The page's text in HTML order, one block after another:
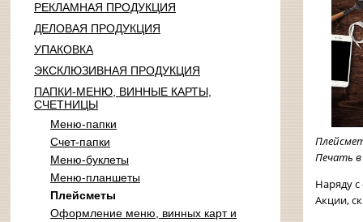
РЕКЛАМНАЯ ПРОДУКЦИЯ
ДЕЛОВАЯ ПРОДУКЦИЯ
УПАКОВКА
ЭКСКЛЮЗИВНАЯ ПРОДУКЦИЯ
ПАПКИ-МЕНЮ, ВИННЫЕ КАРТЫ,
СЧЕТНИЦЫ
Меню-папки
Счет-папки
Меню-буклеты
Меню-планшеты
Плейсметы
Оформление меню, винных карт и
Печать в
Наряду
Акции,